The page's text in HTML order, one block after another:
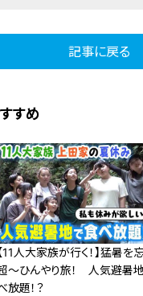
記事に戻る
すめ
【11人大家族が行く！】猛暑を
～ひんやり旅！ 人気避暑
放題！？